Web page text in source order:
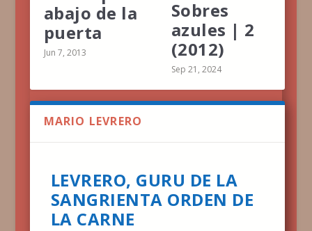
abajo de la
puerta
Jun 7, 2013
Sobres
azules | 2
(2012)
Sep 21, 2024
MARIO LEVRERO
LEVRERO, GURU DE LA
SANGRIENTA ORDEN DE
LA CARNE